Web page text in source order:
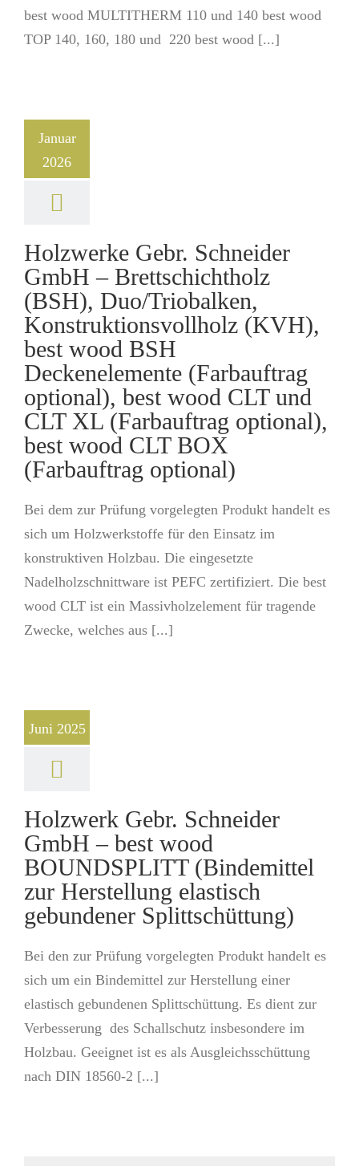
best wood MULTITHERM 110 und 140 best wood
TOP 140, 160, 180 und 220 best wood [...]
Januar
2026
Holzwerke Gebr. Schneider
GmbH – Brettschichtholz
(BSH), Duo/Triobalken,
Konstruktionsvollholz (KVH),
best wood BSH
Deckenelemente (Farbauftrag
optional), best wood CLT und
CLT XL (Farbauftrag optional),
best wood CLT BOX
(Farbauftrag optional)
Bei dem zur Prüfung vorgelegten Produkt handelt es
sich um Holzwerkstoffe für den Einsatz im
konstruktiven Holzbau. Die eingesetzte
Nadelholzschnittware ist PEFC zertifiziert. Die best
wood CLT ist ein Massivholzelement für tragende
Zwecke, welches aus [...]
Juni 2025
Holzwerk Gebr. Schneider
GmbH – best wood
BOUNDSPLITT (Bindemittel
zur Herstellung elastisch
gebundener Splittschüttung)
Bei den zur Prüfung vorgelegten Produkt handelt es
sich um ein Bindemittel zur Herstellung einer
elastisch gebundenen Splittschüttung. Es dient zur
Verbesserung des Schallschutz insbesondere im
Holzbau. Geeignet ist es als Ausgleichsschüttung
nach DIN 18560-2 [...]